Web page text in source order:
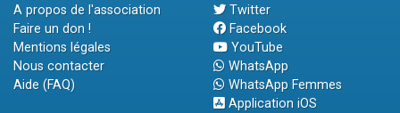
A propos de l'association
Faire un don !
Mentions légales
Nous contacter
Aide (FAQ)
Twitter
Facebook
YouTube
WhatsApp
WhatsApp Femmes
Application iOS